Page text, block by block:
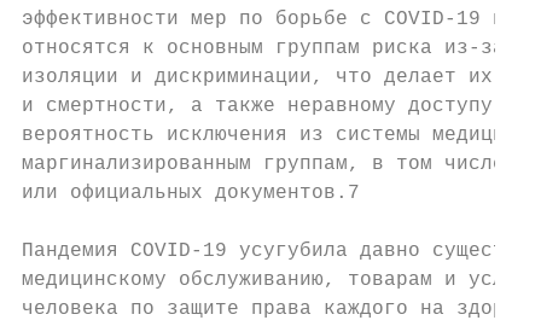
эффективности мер по борьбе с COVID-19 в
относятся к основным группам риска из-за
изоляции и дискриминации, что делает их
и смертности, а также неравному доступу к
вероятность исключения из системы
маргинализированным группам, в том числе
или официальных документов.7
Пандемия COVID-19 усугубила давно
медицинскому обслуживанию, товарам и
человека по защите права каждого на